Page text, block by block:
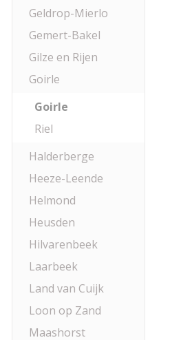
Geldrop-Mierlo
Gemert-Bakel
Gilze en Rijen
Goirle
Goirle
Riel
Halderberge
Heeze-Leende
Helmond
Heusden
Hilvarenbeek
Laarbeek
Land van Cuijk
Loon op Zand
Maashorst